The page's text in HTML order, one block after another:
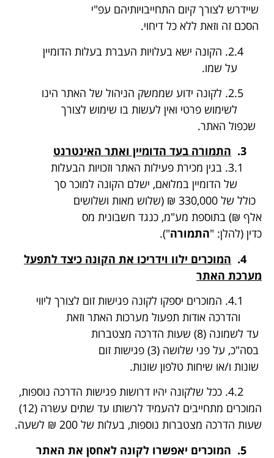
שיידרש לצורך קיום התחייבויותיהם עפ"י
הסכם זה וזאת ללא כל דיחוי.
2.4. הקונה ישא בעלויות העברת בעלות הדומיין
על שמו.
2.5. לקונה ידוע שממשק הניהול של האתר הינו
לשימוש פרטי ואין לעשות בו שימוש לצורך
שכפול האתר.
התמורה בעד הדומיין ואתר האינטרנט
3.1. בגין מכירת פעילות האתר וזכויות הבעלות
של הדומיין במלואם, ישלם הקונה למוכר סך
כולל של 330,000 ₪ (שלוש מאות ושלושים
אלף ₪) בתוספת מע"מ, כנגד חשבונית מס
כדין (להלן: "התמורה").
המוכרים ילוו וידריכו את הקונה כיצד לתפעל
מערכת האתר
4.1. המוכרים יספקו לקונה פגישות זום לצורך ליווי
והדרכה אודות תפעול מערכות האתר וזאת
עד לשמונה (8) שעות הדרכה מצטברות
בסה"כ, על פני שלושה (3) פגישות זום
שונות ו/או שיחות טלפון שונות.
4.2. ככל שלקונה יהיו דרושות פגישות הדרכה נוספות,
המוכרים מתחייבים להעמיד לרשותו עד שתים עשרה (12)
שעות הדרכה מצטברות נוספות, בעלות של 200 ₪ לשעה.
5. המוכרים יאפשרו לקונה לאחסן את האתר